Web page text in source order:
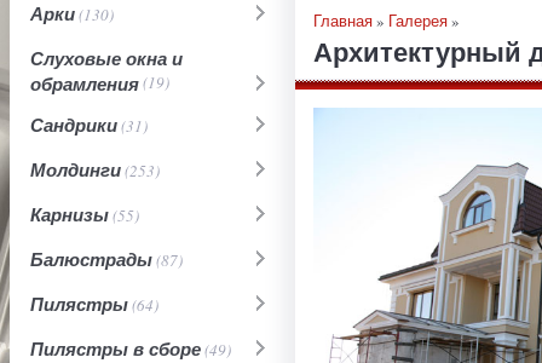
Арки(130)
Слуховые окна и
обрамления(19)
Сандрики(31)
Молдинги(253)
Карнизы(55)
Балюстрады(87)
Пилястры(64)
Пилястры в сборе(49)
Главная» Галерея»
Архитектурный